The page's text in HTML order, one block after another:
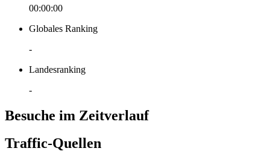
00:00:00
Globales Ranking
-
Landesranking
-
Besuche im Zeitverlauf
Traffic-Quellen